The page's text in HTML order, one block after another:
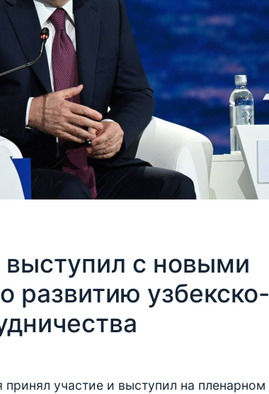
с новыми
развитию узбекско-
участие и выступил на пленарном